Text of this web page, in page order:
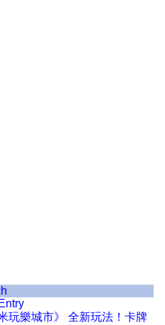
玩樂城市》 全新玩法！卡牌